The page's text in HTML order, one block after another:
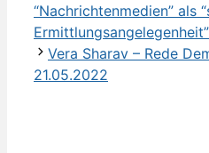
“Nachrichtenmedien” als
Vera Sharav – Rede
21.05.2022